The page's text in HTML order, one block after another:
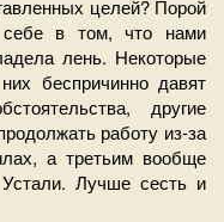
целей? Порой
в том, что нами
лень. Некоторые
беспричинно давят
другие
работу из-за
а третьим вообще
Лучше сесть и